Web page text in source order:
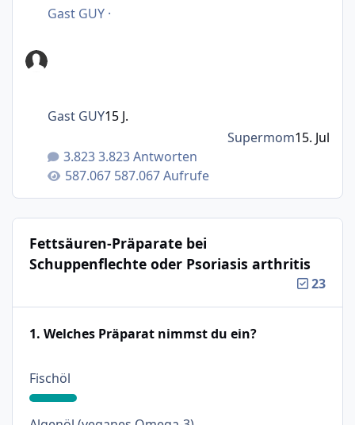
Gast GUY ·
3.823 Antworten
587.067 Aufrufe
Gast GUY15 J.
Supermom15. Jul
Fettsäuren-Präparate bei
Schuppenflechte oder Psoriasis arthritis
23
1. Welches Präparat nimmst du ein?
Fischöl: 16%